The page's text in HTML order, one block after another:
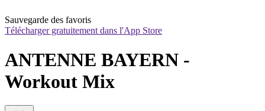
Sauvegarde des favoris
Télécharger gratuitement dans l'App Store
ANTENNE BAYERN -
Workout Mix